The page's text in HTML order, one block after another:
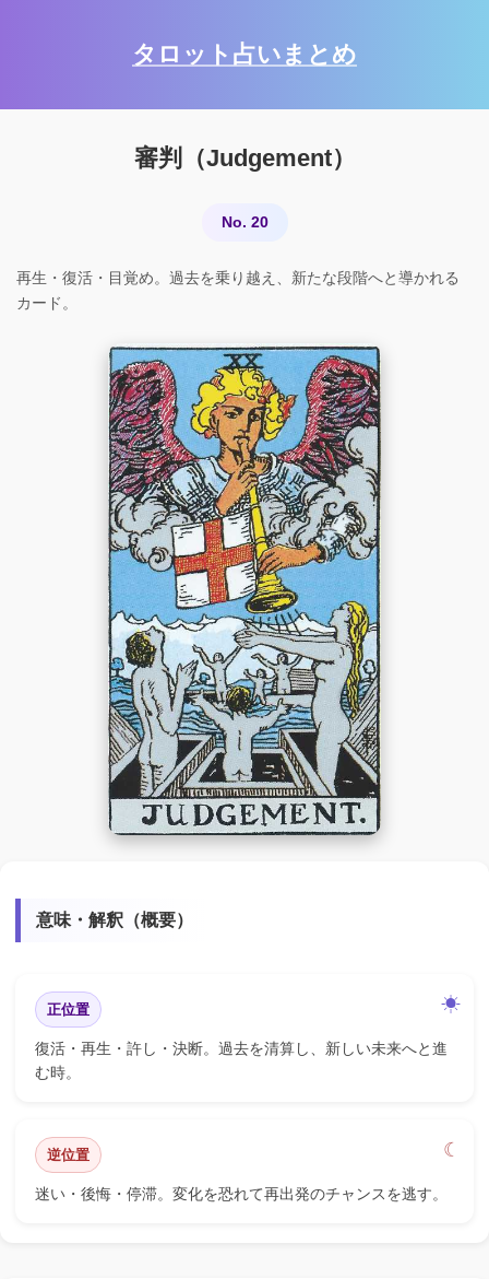
タロット占いまとめ
審判（Judgement）
No. 20
再生・復活・目覚め。過去を乗り越え、新たな段階へと導かれる
カード。
意味・解釈（概要）
正位置
復活・再生・許し・決断。過去を清算し、新しい未来へと進
む時。
逆位置
迷い・後悔・停滞。変化を恐れて再出発のチャンスを逃す。